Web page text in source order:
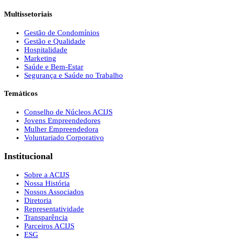
Multissetoriais
Gestão de Condomínios
Gestão e Qualidade
Hospitalidade
Marketing
Saúde e Bem-Estar
Segurança e Saúde no Trabalho
Temáticos
Conselho de Núcleos ACIJS
Jovens Empreendedores
Mulher Empreendedora
Voluntariado Corporativo
Institucional
Sobre a ACIJS
Nossa História
Nossos Associados
Diretoria
Representatividade
Transparência
Parceiros ACIJS
ESG